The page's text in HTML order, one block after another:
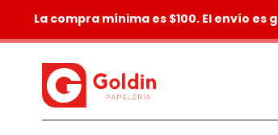
La compra mínima es $100. El envío